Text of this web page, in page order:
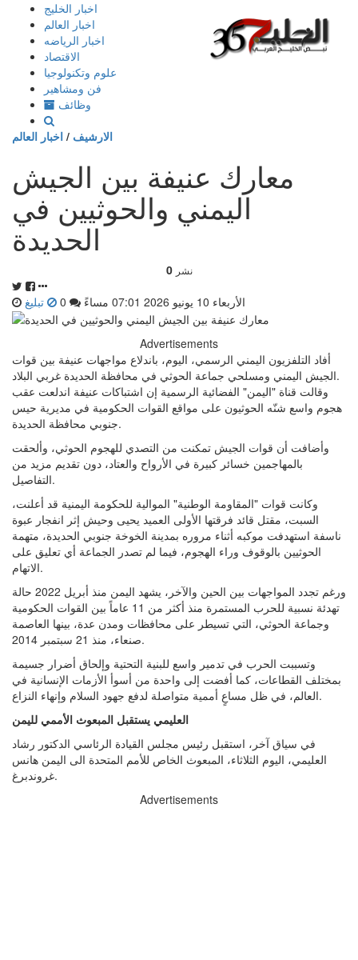
إذهب
المحتوى
اخبار الخليج
اخبار العالم
اخبار الرياضه
الاقتصاد
علوم وتكنولوجيا
فن ومشاهير
وظائف
الارشيف / اخبار العالم
معارك عنيفة بين الجيش
اليمني والحوثيين في
الحديدة
0 نشر
الأربعاء 10 يونيو 2026 07:01 مساءً تبليغ
Advertisements
أفاد التلفزيون اليمني الرسمي، اليوم، باندلاع مواجهات عنيفة بين قوات
الجيش اليمني ومسلحي جماعة الحوثي في محافظة الحديدة غربي البلاد.
وقالت قناة "اليمن" الفضائية الرسمية إن اشتباكات عنيفة اندلعت عقب
هجوم واسع شنّه الحوثيون على مواقع القوات الحكومية في مديرية حيس
جنوبي محافظة الحديدة.
وأضافت أن قوات الجيش تمكنت من التصدي للهجوم الحوثي، وألحقت
بالمهاجمين خسائر كبيرة في الأرواح والعتاد، دون تقديم مزيد من
التفاصيل.
وكانت قوات "المقاومة الوطنية" الموالية للحكومة اليمنية قد أعلنت،
السبت، مقتل قائد فرقتها الأولى العميد يحيى وحيش إثر انفجار عبوة
ناسفة استهدفت موكبه أثناء مروره بمدينة الخوخة جنوبي الحديدة، متهمة
الحوثيين بالوقوف وراء الهجوم، فيما لم تصدر الجماعة أي تعليق على
الاتهام.
ورغم تجدد المواجهات بين الحين والآخر، يشهد اليمن منذ أبريل 2022 حالة
تهدئة نسبية للحرب المستمرة منذ أكثر من 11 عاماً بين القوات الحكومية
وجماعة الحوثي، التي تسيطر على محافظات ومدن عدة، بينها العاصمة
صنعاء، منذ 21 سبتمبر 2014.
وتسببت الحرب في تدمير واسع للبنية التحتية وإلحاق أضرار جسيمة
بمختلف القطاعات، كما أفضت إلى واحدة من أسوأ الأزمات الإنسانية في
العالم، في ظل مساعٍ أممية متواصلة لدفع جهود السلام وإنهاء النزاع.
العليمي يستقبل المبعوث الأممي لليمن
في سياق آخر، استقبل رئيس مجلس القيادة الرئاسي الدكتور رشاد
العليمي، اليوم الثلاثاء، المبعوث الخاص للأمم المتحدة الى اليمن هانس
غروندبرغ.
Advertisements